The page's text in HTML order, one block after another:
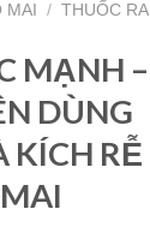
MAI / THUỐC RA
MẠNH –
DÙNG
KÍCH RỄ